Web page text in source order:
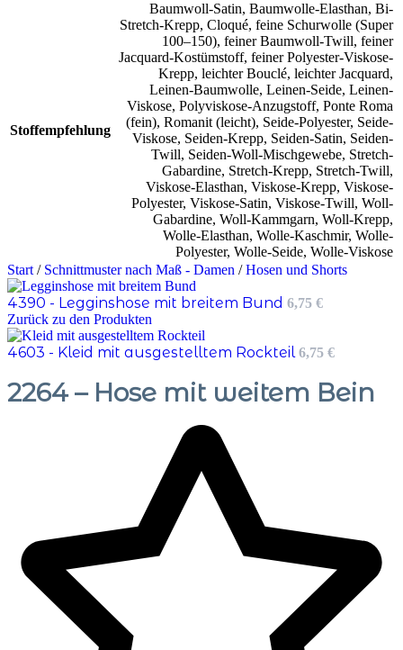
Stoffempfehlung
Baumwoll-Satin, Baumwolle-Elasthan, Bi-
Stretch-Krepp, Cloqué, feine Schurwolle (Super
100–150), feiner Baumwoll-Twill, feiner
Jacquard-Kostümstoff, feiner Polyester-Viskose-
Krepp, leichter Bouclé, leichter Jacquard,
Leinen-Baumwolle, Leinen-Seide, Leinen-
Viskose, Polyviskose-Anzugstoff, Ponte Roma
(fein), Romanit (leicht), Seide-Polyester, Seide-
Viskose, Seiden-Krepp, Seiden-Satin, Seiden-
Twill, Seiden-Woll-Mischgewebe, Stretch-
Gabardine, Stretch-Krepp, Stretch-Twill,
Viskose-Elasthan, Viskose-Krepp, Viskose-
Polyester, Viskose-Satin, Viskose-Twill, Woll-
Gabardine, Woll-Kammgarn, Woll-Krepp,
Wolle-Elasthan, Wolle-Kaschmir, Wolle-
Polyester, Wolle-Seide, Wolle-Viskose
Start/ Schnittmuster nach Maß - Damen / Hosen und Shorts
4390 - Legginshose mit breitem Bund 6,75 €
Zurück zu den Produkten
4603 - Kleid mit ausgestelltem Rockteil6,75 €
2264 – Hose mit weitem Bein